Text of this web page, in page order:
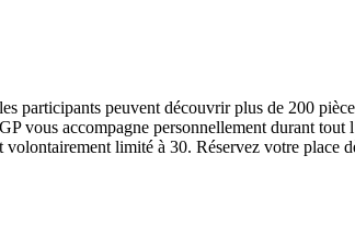
peuvent découvrir plus de 200
vous accompagne personnellement durant
limité à 30. Réservez votre place